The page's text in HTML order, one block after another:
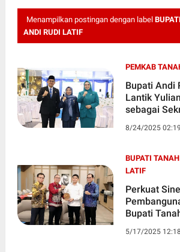
Menampilkan postingan dengan label
ANDI RUDI LATIF
PEMKAB
Bupati Andi
Lantik
sebagai
8/24/2025
BUPATI
LATIF
Perkuat
Bupati
Bank Kalsel
5/17/2025